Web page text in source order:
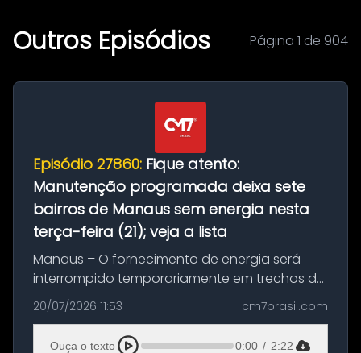
Outros Episódios Página 1 de 904
Episódio 27860: Fique atento:
Manutenção programada deixa sete
bairros de Manaus sem energia nesta
terça-feira (21); veja a lista
Manaus – O fornecimento de energia será
interrompido temporariamente em trechos de
sete bairros de Manaus nesta terça-feira (21).
A suspensão programada ocorrerá para a
execução de serviços de manuten...
20/07/2026 11:53 cm7brasil.com
Ouça o texto 0:00 / 2:22